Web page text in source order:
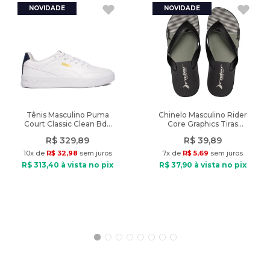
Características:
Indicado: Dia a dia
Tipo de camiseta: Regular
Composição: Algodão
Tipo de tecido: Malha
Fechamento: Sem fechamento
Diferencial: 100% em algodão, inspirada no mundo surf e logo da
Modelo veste: Tamanho M
Medidas do modelo: Altura: 1,75m / Peso: 64kg
Tênis Masculino Puma
Court Classic Clean Bdp
R$ 329,89
10x de R$ 32,98 sem juros
R$ 313,40 à vista no pix
Chinelo Masculino Rider
Core Graphics Tiras
R$ 39,89
7x de R$ 5,69 sem juros
R$ 37,90 à vista no pix